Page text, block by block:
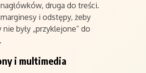
druga do treści.
i odstępy, żeby
były „przyklejone” do
i multimedia